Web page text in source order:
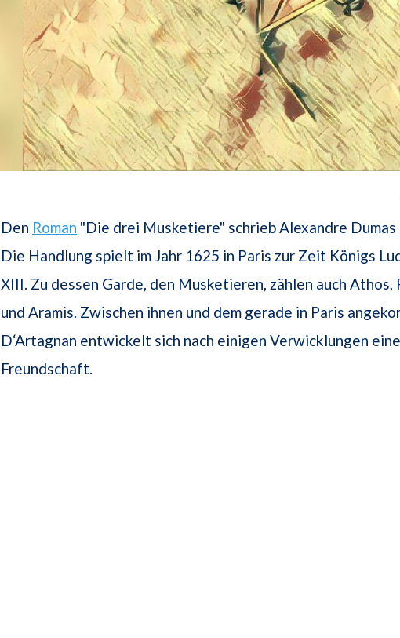
Den Roman "Die drei Musketiere" schrieb Alexandre Dumas
Die Handlung spielt im Jahr 1625 in Paris zur Zeit Königs
XIII. Zu dessen Garde, den Musketieren, zählen auch Athos,
und Aramis. Zwischen ihnen und dem gerade in Paris
D‘Artagnan entwickelt sich nach einigen Verwicklungen
Freundschaft.